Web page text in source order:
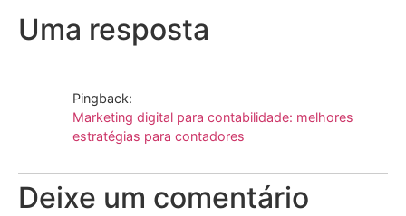
Uma resposta
Pingback:
Marketing digital para contabilidade: melhores
estratégias para contadores
Deixe um comentário